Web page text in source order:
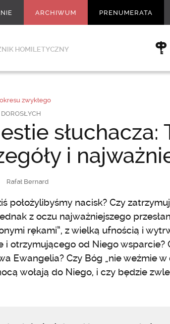
ARCHIWUM PRENUMERATA
HOMILETYCZNY
zwykłego
słuchacza:
i
Rafał Bernard
położylibyśmy nacisk? Czy
z oczu najważniejszego
rękami”, z wielką ufnością i
i otrzymującego od Niego wsparcie?
Ewangelia? Czy Bóg „nie weźmie
wołają do Niego, i czy będzie